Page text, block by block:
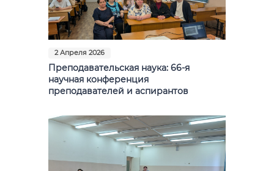
2 Апреля 2026
Преподавательская наука: 66-я
научная конференция
преподавателей и аспирантов